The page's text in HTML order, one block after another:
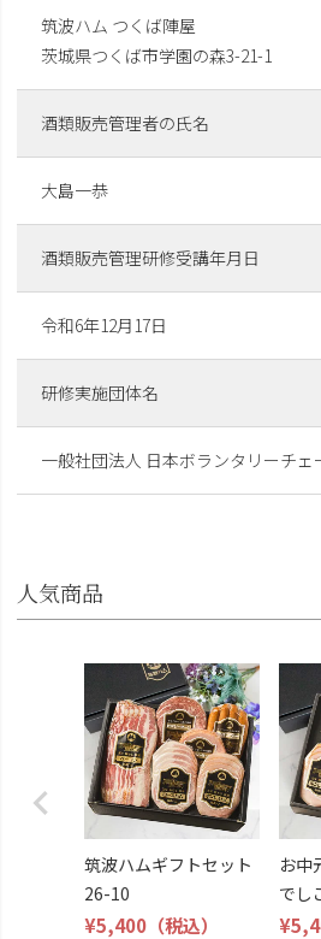
筑波ハム つくば陣屋
茨城県つくば市学園の森3-21-1
酒類販売管理者の氏名
大島一恭
酒類販売管理研修受講年月日
令和6年12月17日
研修実施団体名
一般社団法人 日本ボランタリーチェ
人気商品
筑波ハムギフトセット
26-10
¥5,400 （税込）
お中
でし